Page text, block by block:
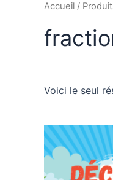
Accueil /
Voici le seul